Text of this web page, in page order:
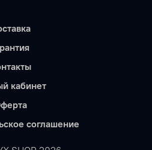
кабинет
соглашение